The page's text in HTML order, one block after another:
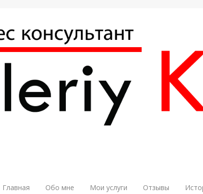
Главная Обо мне Мои услуги Отзывы